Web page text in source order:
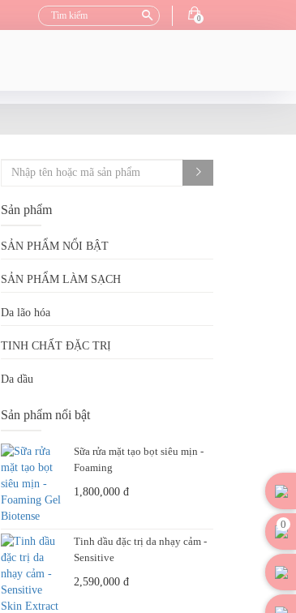
0
Sản phẩm
SẢN PHẨM NỔI BẬT
SẢN PHẨM LÀM SẠCH
Da lão hóa
TINH CHẤT ĐẶC TRỊ
Da dầu
Sản phẩm nổi bật
Sữa rửa mặt tạo bọt siêu mịn -
Foaming
1,800,000 đ
Tinh dầu đặc trị da nhạy cảm -
Sensitive
2,590,000 đ
0